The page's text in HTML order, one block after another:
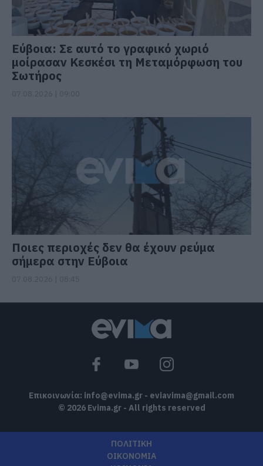
Εύβοια: Σε αυτό το γραφικό χωριό
μοίρασαν Κεσκέσι τη Μεταμόρφωση του
Σωτήρος
Ποιες περιοχές δεν θα έχουν ρεύμα
σήμερα στην Εύβοια
Επικοινωνία: info@evima.gr - eviavima@gmail.com
© 2026 Evima.gr - All rights reserved
ΠΟΛΙΤΙΚΗ
ΟΙΚΟΝΟΜΙΑ